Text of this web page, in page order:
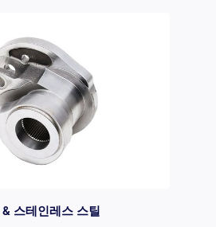
스테인레스 스틸